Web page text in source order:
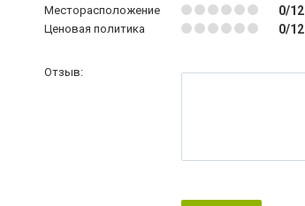
Месторасположение 0/12
Ценовая политика 0/12
Отзыв: